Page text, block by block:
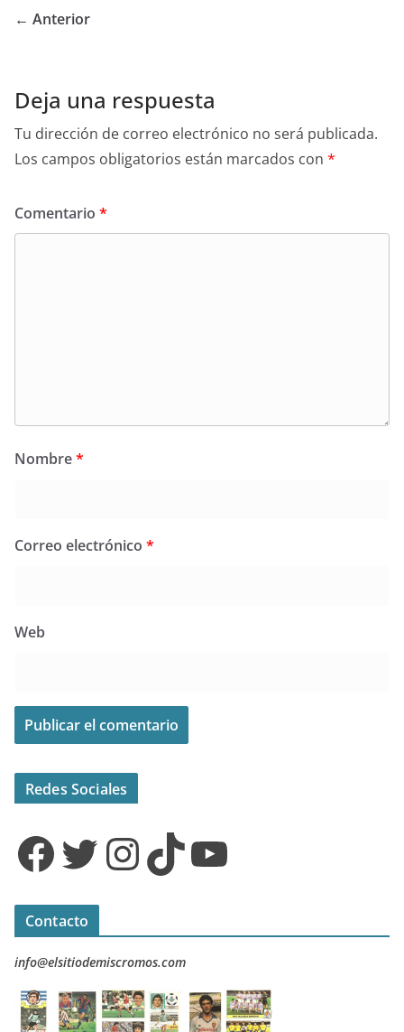
← Anterior
Deja una respuesta
Tu dirección de correo electrónico no será publicada.
Los campos obligatorios están marcados con *
Comentario *
Nombre*
Correo electrónico *
Web
Redes Sociales
Facebook Twitter InstagramTikTok YouTube
Contacto
info@elsitiodemiscromos.com